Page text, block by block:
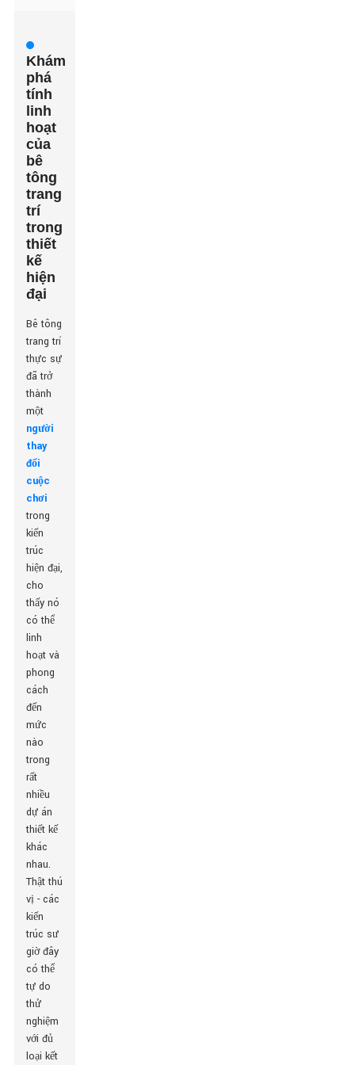
Khám
phá
tính
linh
hoạt
của
bê
tông
trang
trí
trong
thiết
kế
hiện
đại
Bê tông
trang trí
thực sự
đã trở
thành
một
người
thay
đổi
cuộc
chơi
trong
kiến ​​
trúc
hiện đại,
cho
thấy nó
có thể
linh
hoạt và
phong
cách
đến
mức
nào
trong
rất
nhiều
dự án
thiết kế
khác
nhau.
Thật thú
vị - các
kiến ​​
trúc sư
giờ đây
có thể
tự do
thử
nghiệm
với đủ
loại kết